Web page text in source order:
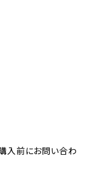
入前にお問い合わ